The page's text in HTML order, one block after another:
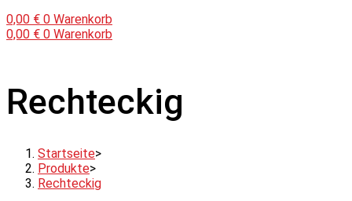
0,00 € 0 Warenkorb
0,00 € 0 Warenkorb
Rechteckig
Startseite>
Produkte>
Rechteckig